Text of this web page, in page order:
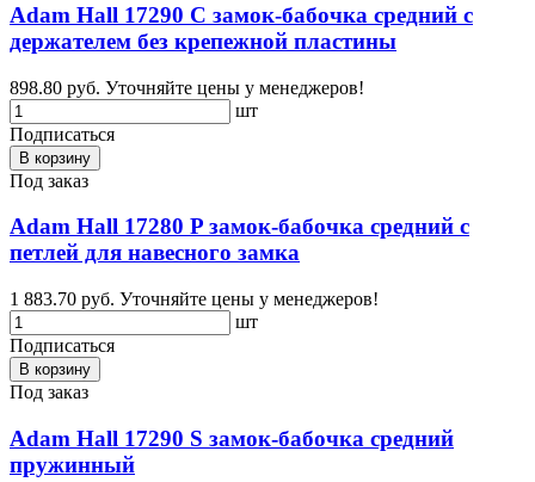
Adam Hall 17290 C замок-бабочка средний c
держателем без крепежной пластины
898.80 руб. Уточняйте цены у менеджеров!
шт
Подписаться
В корзину
Под заказ
Adam Hall 17280 P замок-бабочка средний с
петлей для навесного замка
1 883.70 руб. Уточняйте цены у менеджеров!
шт
Подписаться
В корзину
Под заказ
Adam Hall 17290 S замок-бабочка средний
пружинный